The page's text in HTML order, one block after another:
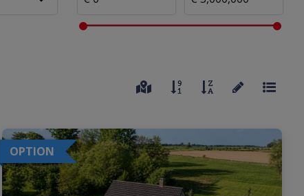
OPTION